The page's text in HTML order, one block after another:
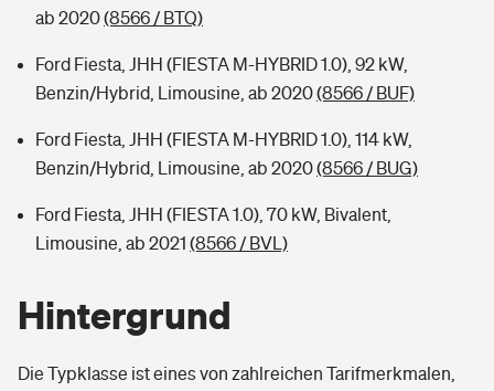
ab 2020(8566 / BTQ)
Ford Fiesta, JHH (FIESTA M-HYBRID 1.0), 92 kW,
Benzin/Hybrid, Limousine, ab 2020(8566 / BUF)
Ford Fiesta, JHH (FIESTA M-HYBRID 1.0), 114 kW,
Benzin/Hybrid, Limousine, ab 2020(8566 / BUG)
Ford Fiesta, JHH (FIESTA 1.0), 70 kW, Bivalent,
Limousine, ab 2021 (8566 / BVL)
Hintergrund
Die Typklasse ist eines von zahlreichen Tarifmerkmalen,